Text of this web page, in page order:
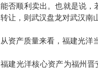
能否顺利卖出。也就是说，
转让，则武汉盘龙对武汉南
从资产质量来看，福建光洋
福建光洋核心资产为福州晋